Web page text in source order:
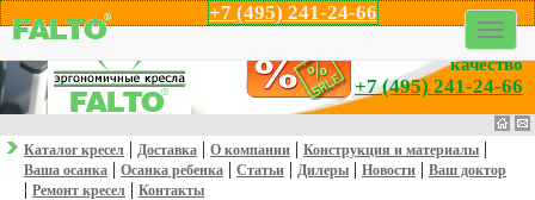
+7 (495) 241-24-66Профессионализм,
эргономика и
качество
+7 (495) 241-24-66
Каталог кресел | Доставка | О компании | Конструкция и материалы |
Ваша осанка | Осанка ребенка | Статьи | Дилеры | Новости | Ваш доктор
| Ремонт кресел | Контакты